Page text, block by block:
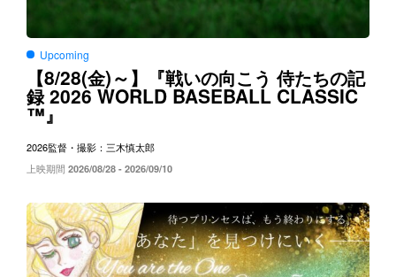
Upcoming
【8/28(金)～】『戦いの向こう 侍たちの記
録2026 WORLD BASEBALL CLASSIC
™』
2026監督・撮影：三木慎太郎
上映期間 2026/08/28 - 2026/09/10